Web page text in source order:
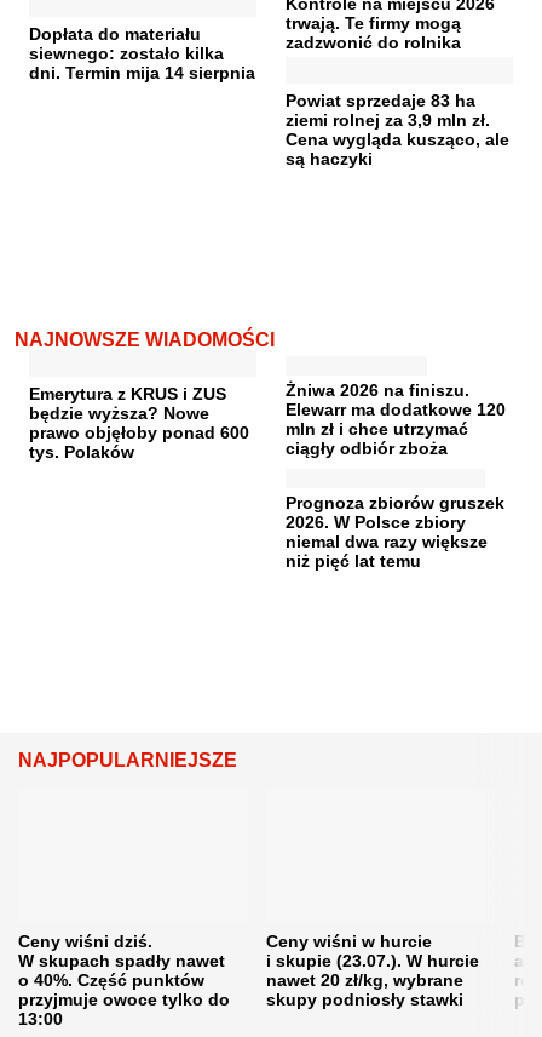
Dopłata do materiału
siewnego: zostało kilka
dni. Termin mija 14 sierpnia
trwają. Te firmy mogą
zadzwonić do rolnika
Powiat sprzedaje 83 ha
ziemi rolnej za 3,9 mln zł.
Cena wygląda kusząco, ale
są haczyki
NAJNOWSZE WIADOMOŚCI
Emerytura z KRUS i ZUS
będzie wyższa? Nowe
prawo objęłoby ponad 600
tys. Polaków
Żniwa 2026 na finiszu.
Elewarr ma dodatkowe 120
mln zł i chce utrzymać
ciągły odbiór zboża
Prognoza zbiorów gruszek
2026. W Polsce zbiory
niemal dwa razy większe
niż pięć lat temu
NAJPOPULARNIEJSZE
Ceny wiśni dziś.
W skupach spadły nawet
o 40%. Część punktów
przyjmuje owoce tylko do
13:00
Ceny wiśni w hurcie
i skupie (23.07.). W hurcie
nawet 20 zł/kg, wybrane
skupy podniosły stawki